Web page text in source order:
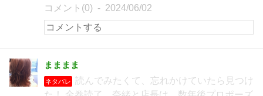
コメント(0) 2024/06/02
まままま
ネタバレ
読んでみたくて、忘れかけていたら見つけ